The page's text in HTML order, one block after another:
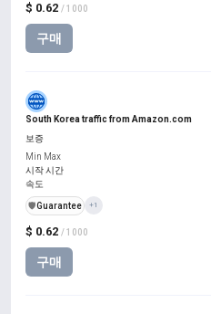
$ 0.62 / 1000
구매
South Korea traffic from Amazon.com
$ 0.62 / 1000
구매
보증
Min Max
시작 시간
속도
️🛡️Guarantee +1